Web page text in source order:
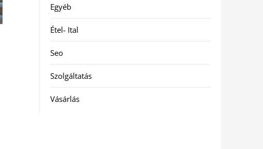
Egyéb
Étel- Ital
Seo
Szolgáltatás
Vásárlás